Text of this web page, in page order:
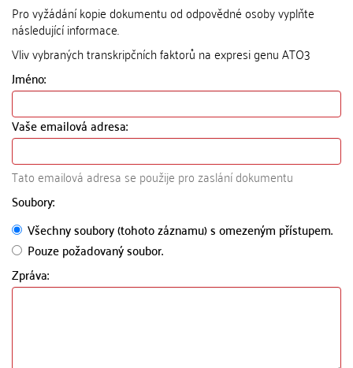
Pro vyžádání kopie dokumentu od odpovědné osoby vyplňte
následující informace.
Vliv vybraných transkripčních faktorů na expresi genu ATO3
Jméno:
Vaše emailová adresa:
Tato emailová adresa se použije pro zaslání dokumentu
Soubory:
Všechny soubory (tohoto záznamu) s omezeným přístupem.
Pouze požadovaný soubor.
Zpráva: